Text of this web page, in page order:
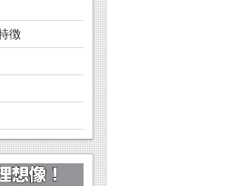
徴